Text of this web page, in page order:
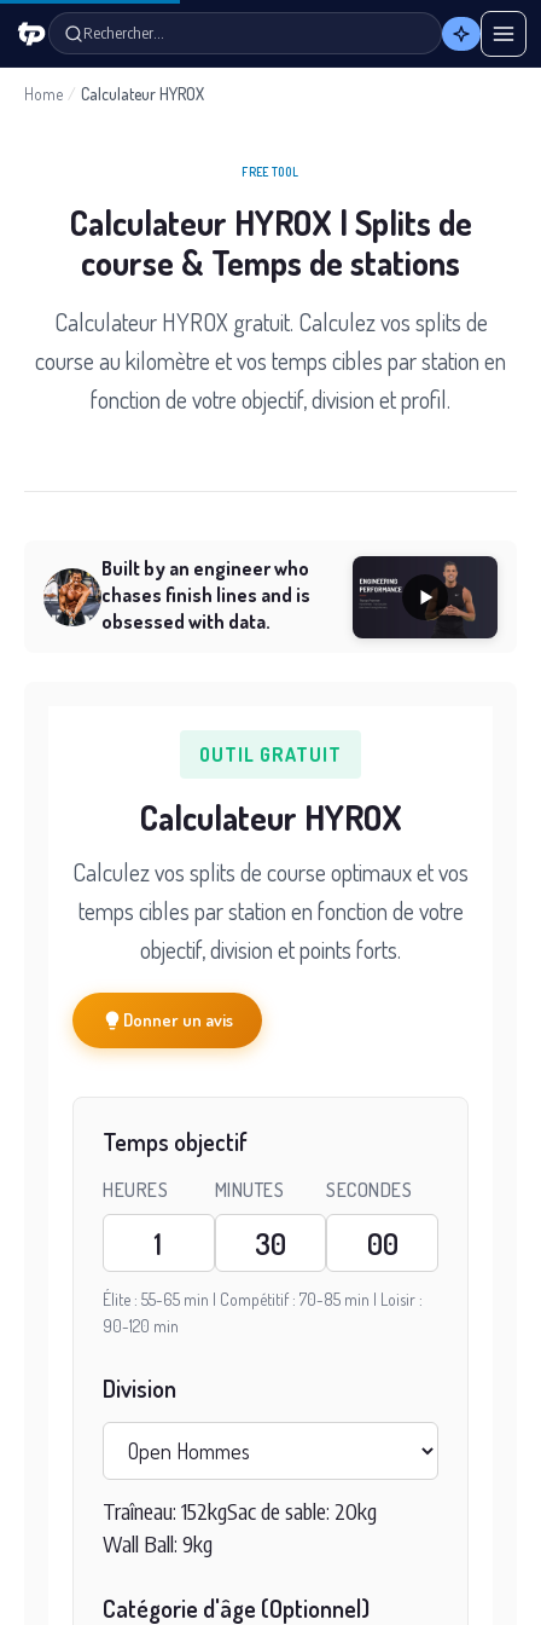
Rechercher…
Home / Calculateur HYROX
FREE TOOL
Calculateur HYROX | Splits de
course & Temps de stations
Calculateur HYROX gratuit. Calculez vos splits de
course au kilomètre et vos temps cibles par station en
fonction de votre objectif, division et profil.
Built by an engineer who
chases finish lines and is
obsessed with data.
OUTIL GRATUIT
Calculateur HYROX
Calculez vos splits de course optimaux et vos
temps cibles par station en fonction de votre
objectif, division et points forts.
Donner un avis
Temps objectif
HEURES MINUTES SECONDES
Élite : 55-65 min | Compétitif : 70-85 min | Loisir :
90-120 min
Division
Traîneau: 152kgSac de sable: 20kg
Wall Ball: 9kg
Catégorie d'âge (Optionnel)